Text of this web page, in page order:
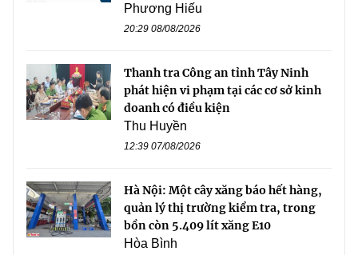
Phương Hiếu
20:29 08/08/2026
Thanh tra Công an tỉnh Tây Ninh
phát hiện vi phạm tại các cơ sở kinh
doanh có điều kiện
Thu Huyền
12:39 07/08/2026
Hà Nội: Một cây xăng báo hết hàng,
quản lý thị trường kiểm tra, trong
bồn còn 5.409 lít xăng E10
Hòa Bình